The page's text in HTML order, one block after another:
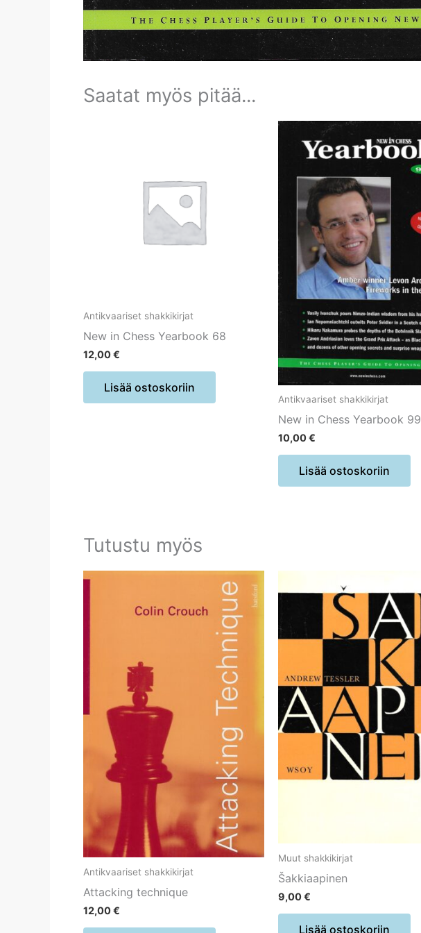
Saatat myös pitää...
Antikvaariset shakkikirjat
New in Chess Yearbook 68
12,00€
Lisää ostoskoriin
Antikvaariset shakkikirjat
New in Chess Yearbook 99
10,00€
Lisää ostoskoriin
Tutustu myös
Antikvaariset shakkikirjat
Attacking technique
12,00€
Muut shakkikirjat
Šakkiaapinen
9,00€
Lisää ostoskoriin